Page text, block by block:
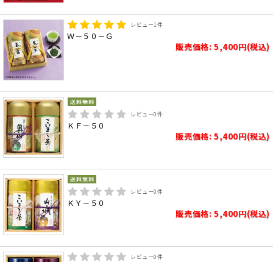
レビュー1件
Ｗ－５０－Ｇ
販売価格: 5,400円(税込)
レビュー0件
ＫＦ－５０
販売価格: 5,400円(税込)
レビュー0件
ＫＹ－５０
販売価格: 5,400円(税込)
レビュー0件